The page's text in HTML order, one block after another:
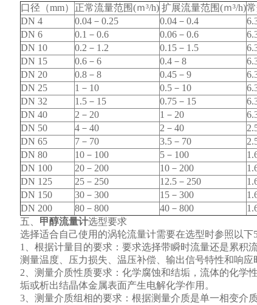
口径（mm）
正常流量范围(ｍ³/h) 扩展流量范围(ｍ³/h)
DN 4
0.04 －0.25 0.04 －0.4
DN 6
0.1 －0.6 0.06 －0.6
DN 10
0.2 －1.2 0.15 －1.5
DN 15
0.6 －6 0.4 －8
DN 20
0.8 －8 0.45 －9
DN 25
1 －10 0.5 －10
DN 32
1.5 －15 0.75 －15
DN 40
2 －20 1 －20
DN 50
4 －40 2 －40
DN 65
7 －70 3.5 －70
DN 80
10 －100 5 －100
DN 100
20 －200 10 －200
DN 125
25 －250 12.5 －250
DN 150
30 －300 15 －300
DN 200
80 －800 40 －800
五、 甲醇流量计选型要求
选择适合自己使用的涡轮流量计需要在选型时参照以下
1
、根据计量目的要求：要求选择带瞬时流量还是累积
测量温度、压力损失、温压补偿、输出信号特性和响
2 、测量介质性质要求：化学腐蚀和结垢，流体的化
垢或析出结晶体金属表面产生电解化学作用。
3 、测量介质组相的要求：根据测量介质是单一相变